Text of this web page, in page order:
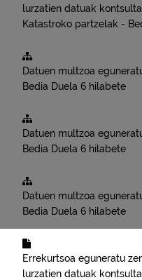
lurzatien datuak
Katastroko partzelak -
Datuen multzoa
Bedia Duela 6 hilabete
Datuen multzoa
Bedia Duela 6 hilabete
Datuen multzoa
Bedia Duela 6 hilabete
Errekurtsoa eguneratu
lurzatien datuak